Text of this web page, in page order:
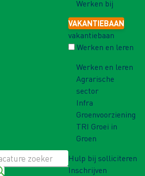
Werken bij
VAKANTIEBAAN
vakantiebaan
Werken en leren
Werken en leren
Agrarische
sector
Infra
Groenvoorziening
TRI Groei in
Groen
Hulp bij solliciteren
Inschrijven